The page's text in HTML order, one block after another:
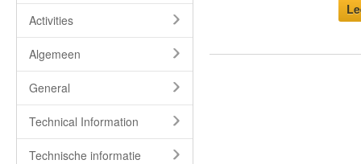
Activities
Algemeen
General
Technical Information
Technische informatie